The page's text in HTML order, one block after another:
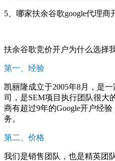
5、哪家扶余谷歌google代理商
扶余谷歌竞价开户为什么选择
第一、经验
凯丽隆成立于2005年8月，是
司，是SEM项目执行团队很大
商有超过9年的Google开户经
务。
第二、价格
我们是销售团队，也是精英团